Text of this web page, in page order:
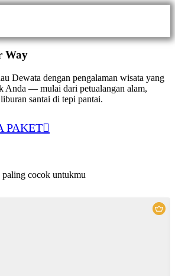
Way
Dewata dengan pengalaman wisata yang
Anda — mulai dari petualangan alam,
santai di tepi pantai.
PAKET
cocok untukmu